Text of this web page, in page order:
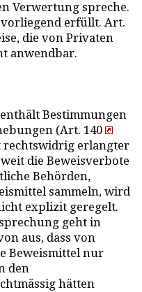
Verwertung spreche.
vorliegend erfüllt. Art.
die von Privaten
anwendbar.
Bestimmungen
(Art. 140
erlangter
die Beweisverbote
Behörden,
sammeln, wird
explizit geregelt.
geht in
aus, dass von
Beweismittel nur
den
hätten